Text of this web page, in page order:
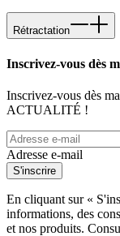
Rétractation
Inscrivez-vous dès
Inscrivez-vous dès
ACTUALITÉ !
Adresse e-mail
S'inscrire
En cliquant sur «
informations, des
et nos produits.